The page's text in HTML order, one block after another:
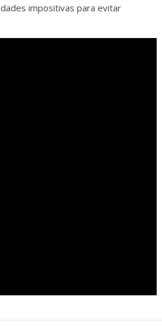
impositivas para evitar